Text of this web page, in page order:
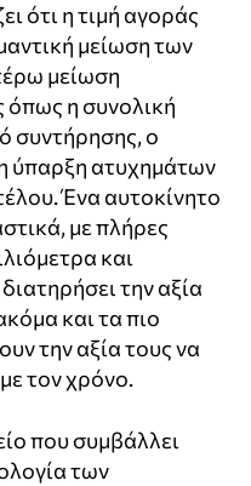
ότι η τιμή αγοράς
μείωση των
μείωση
όπως η συνολική
συντήρησης, ο
ύπαρξη ατυχημάτων
Ένα αυτοκίνητο
με πλήρες
και
την αξία
και τα πιο
την αξία τους να
τον χρόνο.
που συμβάλλει
των